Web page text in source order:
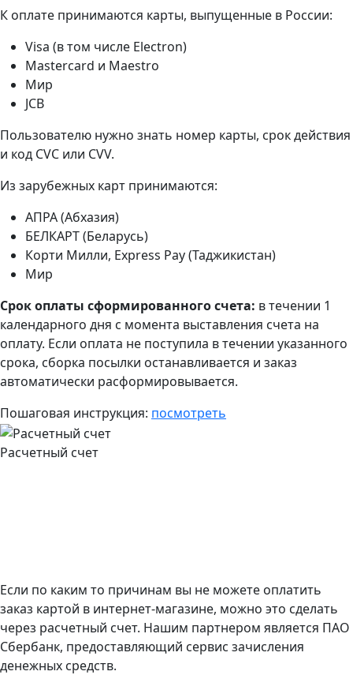
К оплате принимаются карты, выпущенные в России:
Visa (в том числе Electron)
Masterсard и Maestro
Мир
JCB
Пользователю нужно знать номер карты, срок действия
и код CVC или CVV.
Из зарубежных карт принимаются:
АПРА (Абхазия)
БЕЛКАРТ (Беларусь)
Корти Милли, Express Pay (Таджикистан)
Мир
Срок оплаты сформированного счета: в течении 1
календарного дня с момента выставления счета на
оплату. Если оплата не поступила в течении указанного
срока, сборка посылки останавливается и заказ
автоматически расформировывается.
Пошаговая инструкция: посмотреть
Расчетный счет
Если по каким то причинам вы не можете оплатить
заказ картой в интернет-магазине, можно это сделать
через расчетный счет. Нашим партнером является ПАО
Сбербанк, предоставляющий сервис зачисления
денежных средств.